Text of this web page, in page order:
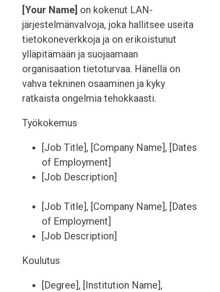
[Your Name] on kokenut LAN-
järjestelmänvalvoja, joka hallitsee useita
tietokoneverkkoja ja on erikoistunut
ylläpitämään ja suojaamaan
organisaation tietoturvaa. Hänellä on
vahva tekninen osaaminen ja kyky
ratkaista ongelmia tehokkaasti.
Työkokemus
[Job Title], [Company Name], [Dates
of Employment]
[Job Description]
[Job Title], [Company Name], [Dates
of Employment]
[Job Description]
Koulutus
[Degree], [Institution Name],